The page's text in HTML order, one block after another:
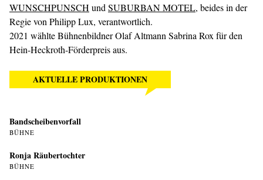
WUNSCHPUNSCH und SUBURBAN MOTEL, beides in der
Regie von Philipp Lux, verantwortlich.
2021 wählte Bühnenbildner Olaf Altmann Sabrina Rox für den
Hein-Heckroth-Förderpreis aus.
AKTUELLE PRODUKTIONEN
Bandscheibenvorfall
BÜHNE
Ronja Räubertochter
BÜHNE